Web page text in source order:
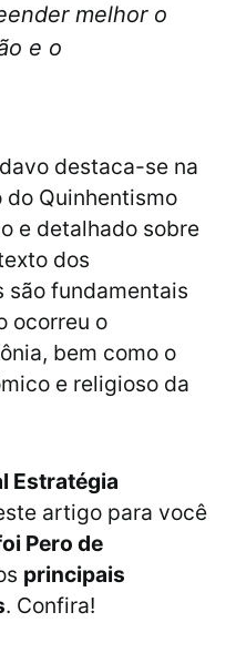
melhor o
e o
destaca-se na
Quinhentismo
e detalhado sobre
dos
são fundamentais
ocorreu o
bem como o
e religioso da
Estratégia
artigo para você
Pero de
principais
. Confira!